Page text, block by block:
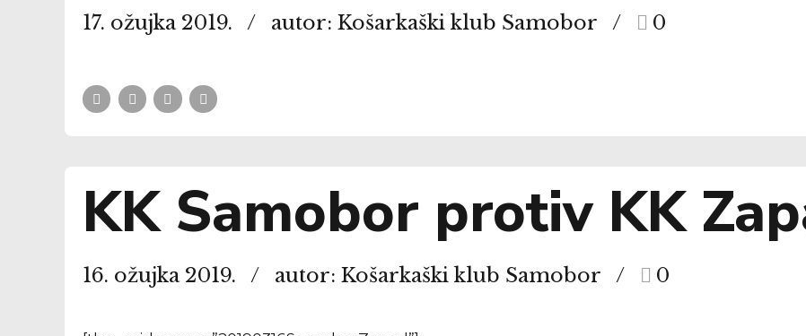
17. ožujka 2019. autor: Košarkaški klub Samobor 0
KK Samobor protiv KK
16. ožujka 2019. autor: Košarkaški klub Samobor 0